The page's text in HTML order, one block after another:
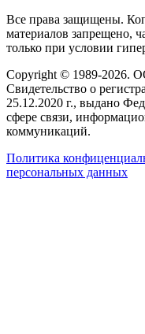
Все права защищены.
материалов запрещено,
только при условии
Copyright © 1989-2026.
Свидетельство о
25.12.2020 г., выдано
сфере связи,
коммуникаций.
Политика
персональных данных